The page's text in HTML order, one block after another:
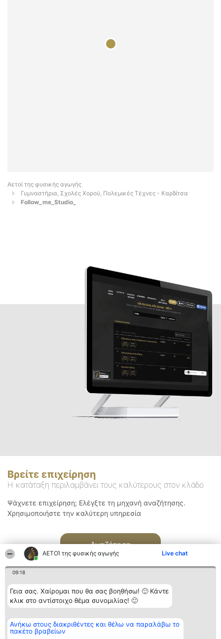
ΑΕΤΟΊ της φυσικής αγωγής Live chat
09:18
Γεια σας. Χαίρομαι που θα σας βοηθήσω! 🙂 Κάντε
κλικ στο αντίστοιχο θέμα συνομιλίας! 🙂
Ανήκω στους διακριθέντες και θέλω να παραλάβω το
πακέτο βραβείων
Αετοί της φυσικής αγωγής
Γυμναστήρια, Σχολές Χορού, Πολεμικές Τέχνες - Καρδίτσα
Follow_me_Studio_
Βρείτε επιχείρηση
Η κατάταξη περιλαμβάνει τους καλύτερους στον κλάδο
Ψάχνετε επιχείρηση; Ελέγξτε τη μηχανή αναζήτησης.
Χρησιμοποιήστε την καλύτερη υπηρεσία
Αναζήτηση
Διοργανωτής της
κατάταξης
BEAUTIFUL COMPANY
Κατάταξη
Διακριθέντες
Επικοινωνία
Επικοινωνία